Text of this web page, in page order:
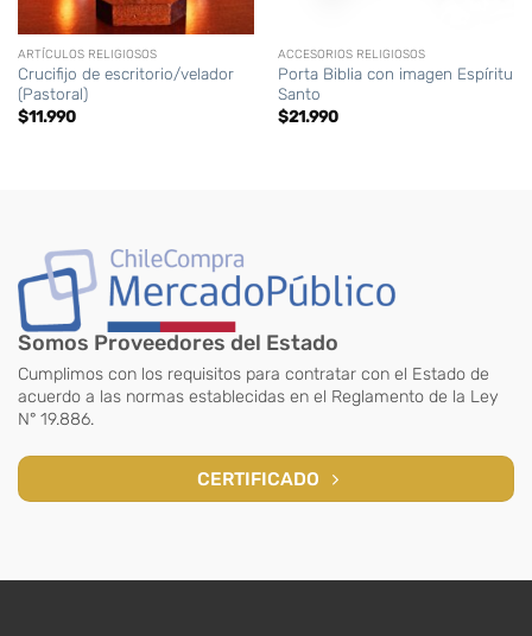
ARTÍCULOS RELIGIOSOS
Crucifijo de escritorio/velador
(Pastoral)
$11.990
ACCESORIOS RELIGIOSOS
Porta Biblia con imagen Espíritu
Santo
$21.990
Somos Proveedores del Estado
Cumplimos con los requisitos para contratar con el Estado de
acuerdo a las normas establecidas en el Reglamento de la Ley
N° 19.886.
CERTIFICADO